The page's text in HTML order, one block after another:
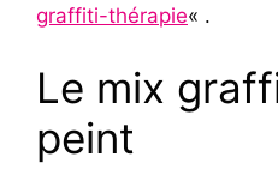
graffiti-thérapie« .
Le mix
peint